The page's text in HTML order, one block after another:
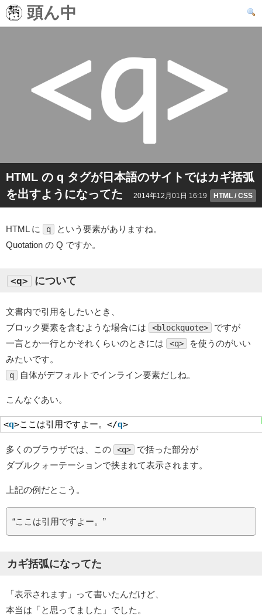
頭ん中
HTML の q タグが日本語のサイトではカギ括弧
を出すようになってた
2014年12月01日 16:19 HTML / CSS
HTML に q
という要素がありますね。
Quotation の Q ですか。
<q> について
文書内で引用をしたいとき、
ブロック要素を含むような場合には
<blockquote>
ですが
一言とか一行とかそれくらいのときには
<q>
を使うのがいい
みたいです。
q 自体がデフォルトでインライン要素だしね。
こんなぐあい。
<q>ここは引用ですよー。</q>
多くのブラウザでは、この <q>
で括った部分が
ダブルクォーテーションで挟まれて表示されます。
上記の例だとこう。
“ここは引用ですよー。”
カギ括弧になってた
「表示されます」って書いたんだけど、
本当は「と思ってました」でした。